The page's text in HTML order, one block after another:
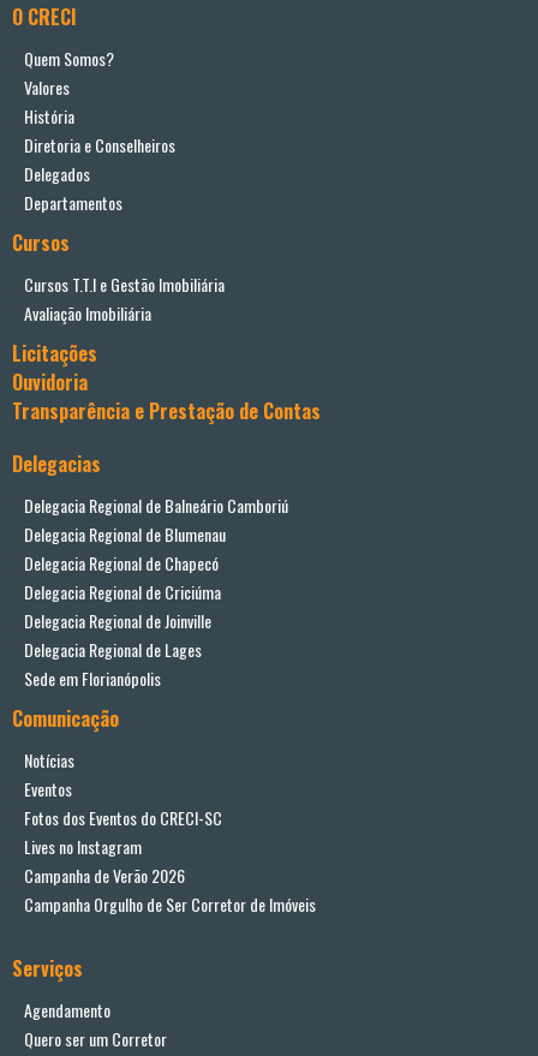
O CRECI
Quem Somos?
Valores
História
Diretoria e Conselheiros
Delegados
Departamentos
Cursos
Cursos T.T.I e Gestão Imobiliária
Avaliação Imobiliária
Licitações
Ouvidoria
Transparência e Prestação de Contas
Delegacias
Delegacia Regional de Balneário Camboriú
Delegacia Regional de Blumenau
Delegacia Regional de Chapecó
Delegacia Regional de Criciúma
Delegacia Regional de Joinville
Delegacia Regional de Lages
Sede em Florianópolis
Comunicação
Notícias
Eventos
Fotos dos Eventos do CRECI-SC
Lives no Instagram
Campanha de Verão 2026
Campanha Orgulho de Ser Corretor de Imóveis
Serviços
Agendamento
Quero ser um Corretor